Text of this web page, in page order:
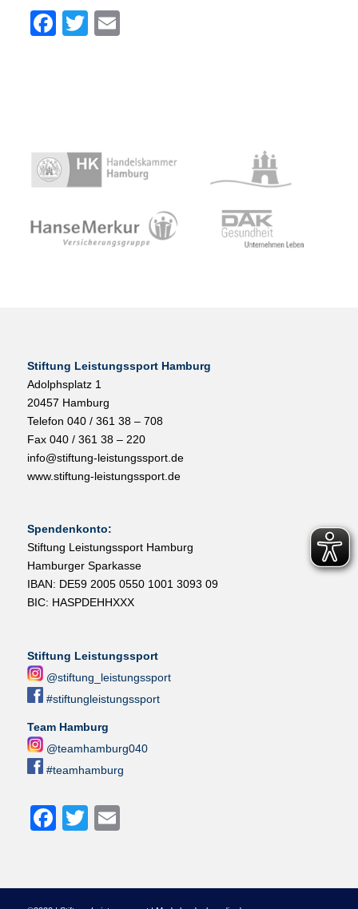
Facebook
Twitter
Stiftung Leistungssport Hamburg
Adolphsplatz 1
20457 Hamburg
Telefon 040 / 361 38 – 708
Fax 040 / 361 38 – 220
info@stiftung-leistungssport.de
www.stiftung-leistungssport.de
Spendenkonto:
Stiftung Leistungssport Hamburg
Hamburger Sparkasse
IBAN: DE59 2005 0550 1001 3093 09
BIC: HASPDEHHXXX
Stiftung Leistungssport
@stiftung_leistungssport
#stiftungleistungssport
Team Hamburg
@teamhamburg040
#teamhamburg
Facebook
Twitter